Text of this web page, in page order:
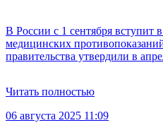
В России с 1 сентября вступит
медицинских
правительства утвердили в
Читать полностью
06 августа 2025 11:09